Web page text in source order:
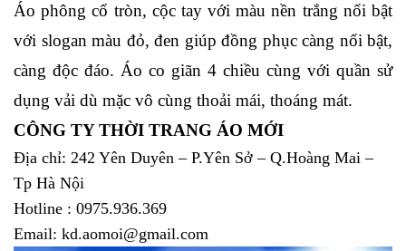
Áo phông cổ tròn, cộc tay với màu nền trắng nổi bật
với slogan màu đỏ, đen giúp đồng phục càng nổi bật,
càng độc đáo. Áo co giãn 4 chiều cùng với quần sử
dụng vải dù mặc vô cùng thoải mái, thoáng mát.
CÔNG TY THỜI TRANG ÁO MỚI
Địa chỉ: 242 Yên Duyên – P.Yên Sở – Q.Hoàng Mai –
Tp Hà Nội
Hotline : 0975.936.369
Email: kd.aomoi@gmail.com